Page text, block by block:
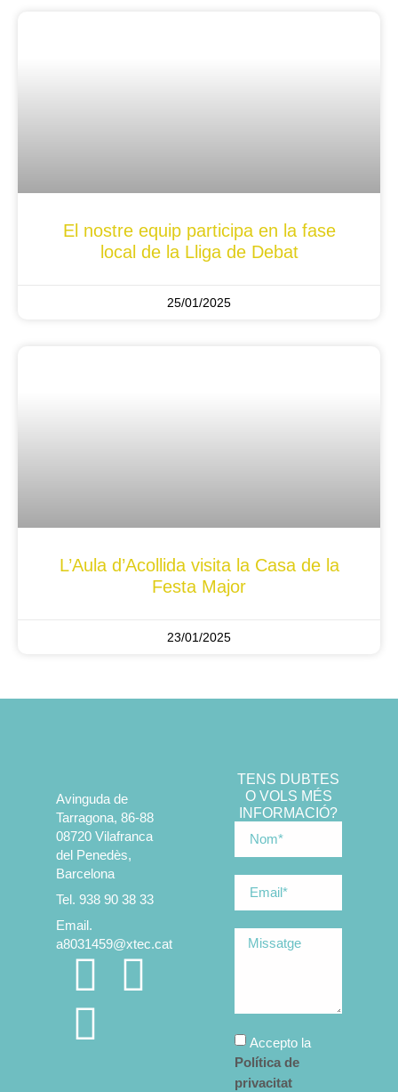
El nostre equip participa en la fase
local de la Lliga de Debat
25/01/2025
L’Aula d’Acollida visita la Casa de la
Festa Major
23/01/2025
Avinguda de
Tarragona, 86-88
08720 Vilafranca
del Penedès,
Barcelona
Tel. 938 90 38 33
Email.
a8031459@xtec.cat
TENS DUBTES
O VOLS MÉS
INFORMACIÓ?
Accepto la
Política de
privacitat